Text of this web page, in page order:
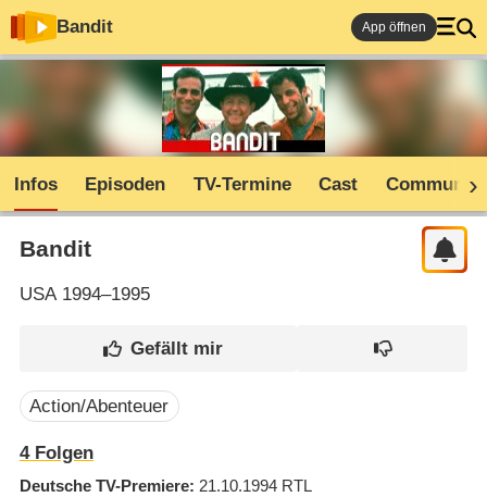
Bandit App öffnen
Infos Episoden TV-Termine Cast Community
Bandit
USA1994–1995
Action/Abenteuer
4Folgen
Deutsche TV-Premiere 21.10.1994 RTL